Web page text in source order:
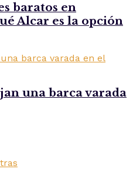
baratos en
Alcar es la opción
una barca varada